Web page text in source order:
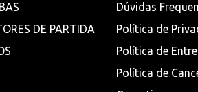
DE PARTIDA
Dúvidas
Política de
Política de
Política de